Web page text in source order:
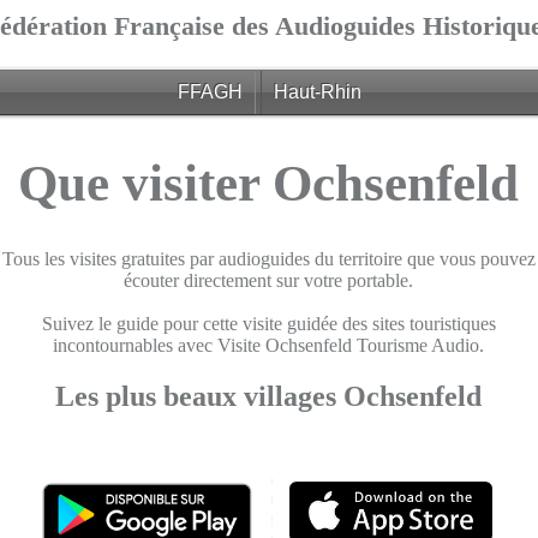
Française des Audioguides
FFAGH Haut-Rhin
Que visiter Ochsenfeld
Tous les visites gratuites par audioguides du territoire que vous pouvez
écouter directement sur votre portable.
Suivez le guide pour cette visite guidée des sites touristiques
incontournables avec Visite Ochsenfeld Tourisme Audio.
Les plus beaux villages Ochsenfeld